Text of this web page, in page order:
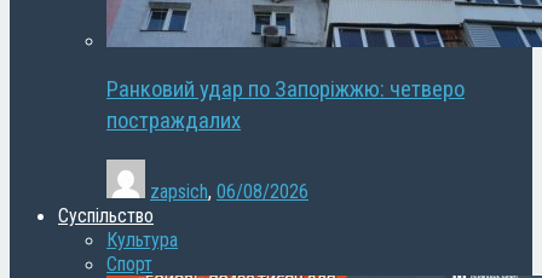
Ранковий удар по Запоріжжю: четверо
постраждалих
zapsich, 06/08/2026
Суспільство
Культура
Спорт